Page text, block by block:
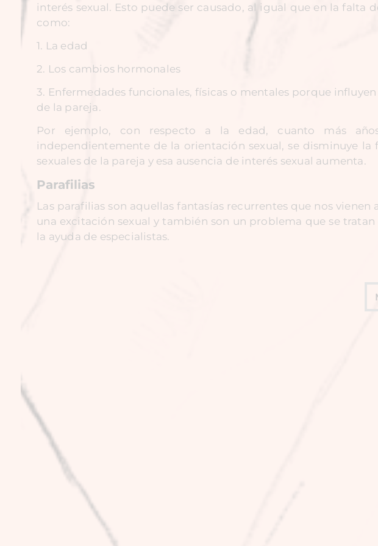
interés sexual. Esto puede ser causado, al igual que en la falta
como:
1. La edad
2. Los cambios hormonales
3. Enfermedades funcionales, físicas o mentales porque
de la pareja.
Por ejemplo, con respecto a la edad, cuanto más
independientemente de la orientación sexual, se disminuye la
sexuales de la pareja y esa ausencia de interés sexual aumenta.
Parafilias
Las parafilias son aquellas fantasías recurrentes que nos vienen
una excitación sexual y también son un problema que se tratan
la ayuda de especialistas.